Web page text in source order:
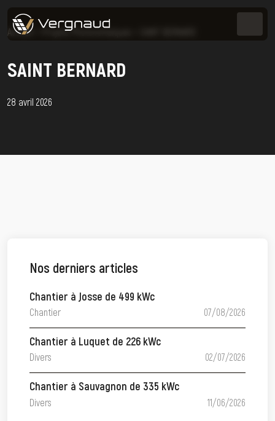
Accueil Projets Photovoltaïques
SAINT BERNARD
28 avril 2026
Nos derniers articles
Chantier à Josse de 499 kWc
Chantier 07/08/2026
Chantier à Luquet de 226 kWc
Divers 02/07/2026
Chantier à Sauvagnon de 335 kWc
Divers 11/06/2026